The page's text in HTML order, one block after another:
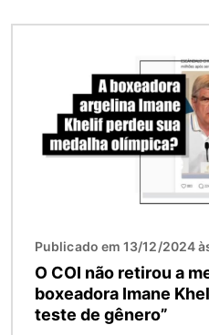
Publicado em 13/12/2024
O COI não retirou a
boxeadora Imane
teste de gênero”